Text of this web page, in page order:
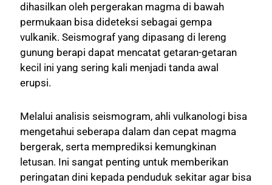
dihasilkan oleh pergerakan magma di bawah
permukaan bisa dideteksi sebagai gempa
vulkanik. Seismograf yang dipasang di lereng
gunung berapi dapat mencatat getaran-getaran
kecil ini yang sering kali menjadi tanda awal
erupsi.
Melalui analisis seismogram, ahli vulkanologi bisa
mengetahui seberapa dalam dan cepat magma
bergerak, serta memprediksi kemungkinan
letusan. Ini sangat penting untuk memberikan
peringatan dini kepada penduduk sekitar agar bisa